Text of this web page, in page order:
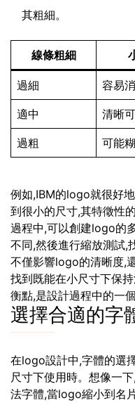
其粗細。
線條粗細
過細 容易
適中 清晰
過粗 可能
例如,IBM的logo就很好
到很小的尺寸,其特徵性
過程中,可以創建logo的
不同,然後進行縮放測試,
不僅影響logo的清晰度,
找到既能在小尺寸下保
衡點,是設計過程中的一
選擇合適的字
在logo設計中,字體的選
尺寸下使用時。想像一
法字體,當logo縮小到名